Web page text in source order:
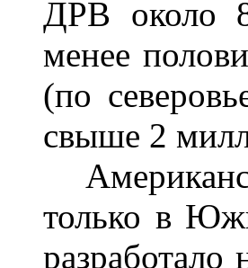
ДРВ около
менее
(по
свыше 2
только в
разработало